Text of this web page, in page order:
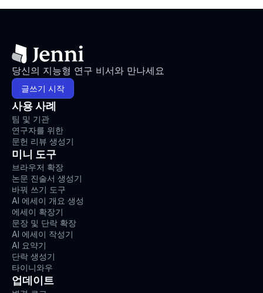
당신의 지능형 연구 비서와 만나세요
글쓰기 시작
사용 사례
팀 및 기관
연구자를 위한
문헌 리뷰 생성기
미니 도구
브라우저 확장
논문 진술서 생성기
바꿔 쓰기 도구
AI 에세이 개요 생성
에세이 확장기
문장 및 단락 확장
AI 에세이 작성기
AI 요약기
단락 생성기
타이니와우
업데이트